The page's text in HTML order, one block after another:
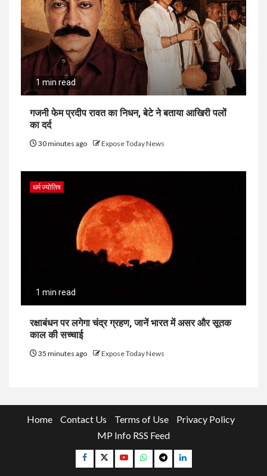
1 min read
गजनी फेम प्रदीप रावत का निधन, बेटे ने बताया आखिरी पलों
का दर्द
30 minutes ago Expose Today News
धर्म ज्योतिष
1 min read
रक्षाबंधन पर लगेगा चंद्र ग्रहण, जानें भारत में असर और सूतक
काल की सच्चाई
35 minutes ago Expose Today News
Home Contact Us Terms of Use
Privacy Policy
MP Info RSS Feed
Facebook
TwitterYouTubeWhatsapp
TelegramLinkedin